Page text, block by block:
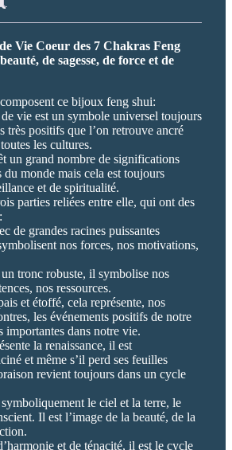
Vie Coeur des 7 Chakras Feng
de sagesse, de force et de
ce bijoux feng shui:
de vie est un symbole universel toujours
très positifs que l’on retrouve ancré
les cultures.
un grand nombre de significations
du monde mais cela est toujours
et de spiritualité.
parties reliées entre elle, qui ont des
de grandes racines puissantes
nos forces, nos motivations,
tronc robuste, il symbolise nos
nos ressources.
et étoffé, cela représente, nos
les événements positifs de notre
importantes dans notre vie.
la renaissance, il est
et même s’il perd ses feuilles
revient toujours dans un cycle
le ciel et la terre, le
Il est l’image de la beauté, de la
et de ténacité, il est le cycle